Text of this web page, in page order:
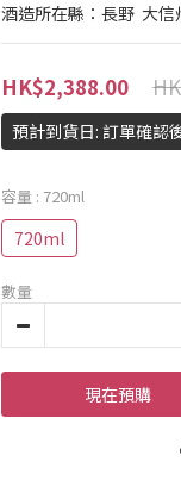
酒造所在縣：長野  大
HK$2,388.00
預計到貨日: 訂單確認
容量 : 720ml
720ml
數量
現在預購